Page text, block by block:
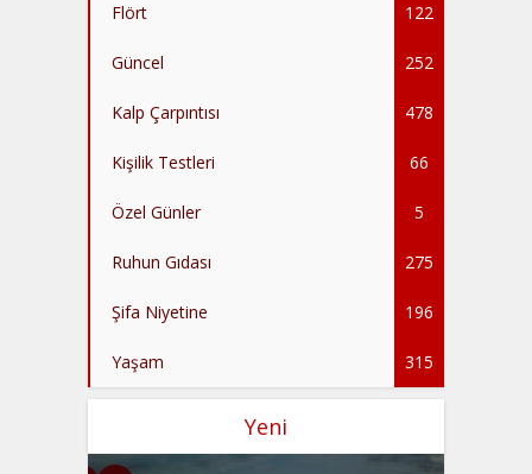
Flört 122
Güncel 252
Kalp Çarpıntısı 478
Kişilik Testleri 66
Özel Günler 5
Ruhun Gıdası 275
Şifa Niyetine 196
Yaşam 315
Yeni